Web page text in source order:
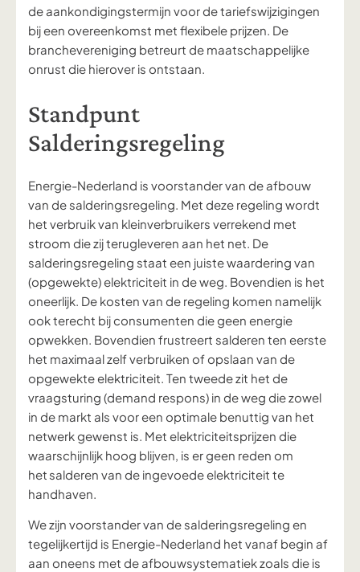
de aankondigingstermijn voor de tariefswijzigingen
bij een overeenkomst met flexibele prijzen. De
branchevereniging betreurt de maatschappelijke
onrust die hierover is ontstaan.
Standpunt
Salderingsregeling
Energie-Nederland is voorstander van de afbouw
van de salderingsregeling. Met deze regeling wordt
het verbruik van kleinverbruikers verrekend met
stroom die zij terugleveren aan het net. De
salderingsregeling staat een juiste waardering van
(opgewekte) elektriciteit in de weg. Bovendien is het
oneerlijk. De kosten van de regeling komen namelijk
ook terecht bij consumenten die geen energie
opwekken. Bovendien frustreert salderen ten eerste
het maximaal zelf verbruiken of opslaan van de
opgewekte elektriciteit. Ten tweede zit het de
vraagsturing (demand respons) in de weg die zowel
in de markt als voor een optimale benuttig van het
netwerk gewenst is. Met elektriciteitsprijzen die
waarschijnlijk hoog blijven, is er geen reden om
het salderen van de ingevoede elektriciteit te
handhaven.
We zijn voorstander van de salderingsregeling en
tegelijkertijd is Energie-Nederland het vanaf begin af
aan oneens met de afbouwsystematiek zoals die is